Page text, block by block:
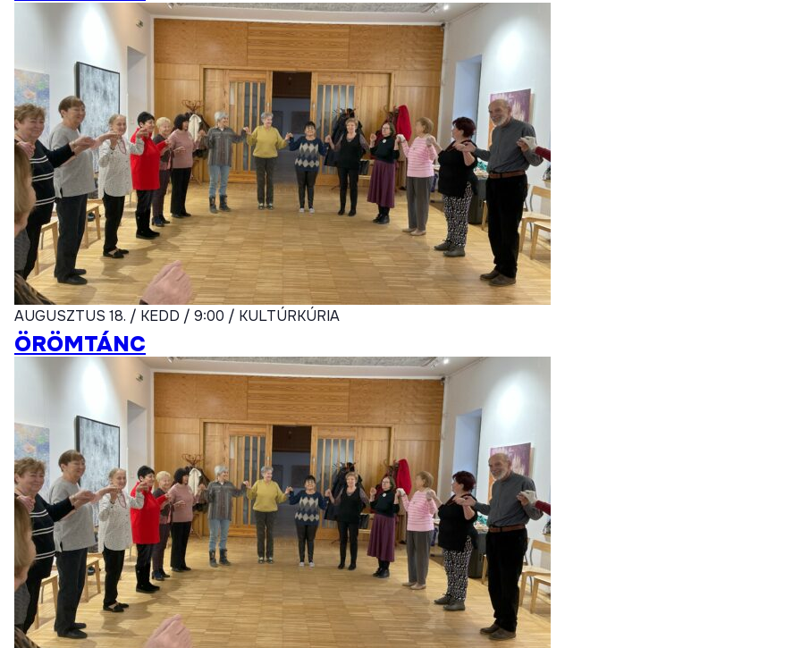
AUGUSZTUS 18. / KEDD / 9:00 / KULTÚRKÚRIA
ÖRÖMTÁNC